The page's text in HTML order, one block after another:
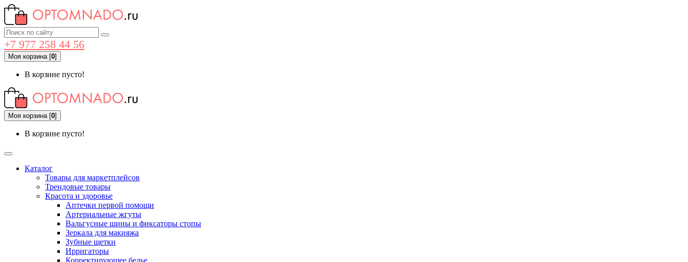
+7 977 258 44 56
Моя корзина[0]
В корзине пусто!
Моя корзина[0]
В корзине пусто!
Каталог
Товары для маркетплейсов
Трендовые товары
Красота и здоровье
Аптечки первой помощи
Артериальные жгуты
Вальгусные шины и фиксаторы стопы
Зеркала для макияжа
Зубные щетки
Ирригаторы
Корректирующее белье